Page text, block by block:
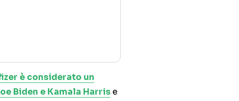
è considerato un
Biden e Kamala Harris e